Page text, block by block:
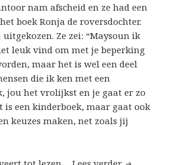
nam afscheid en ze had een
boek Ronja de roversdochter.
Ze zei: “Maysoun ik
leuk vind om met je beperking
maar het is wel een deel
die ik ken met een
jou het vrolijkst en je gaat er zo
is een kinderboek, maar gaat ook
keuzes maken, net zoals jij